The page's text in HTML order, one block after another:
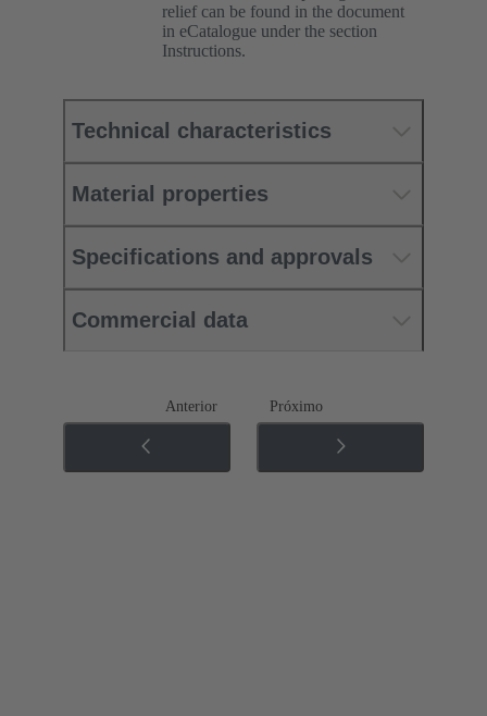
relief can be found in the document
in eCatalogue under the section
Instructions.
Technical characteristics
Material properties
Specifications and approvals
Commercial data
Anterior Próximo